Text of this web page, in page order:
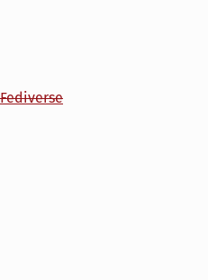
Fediverse